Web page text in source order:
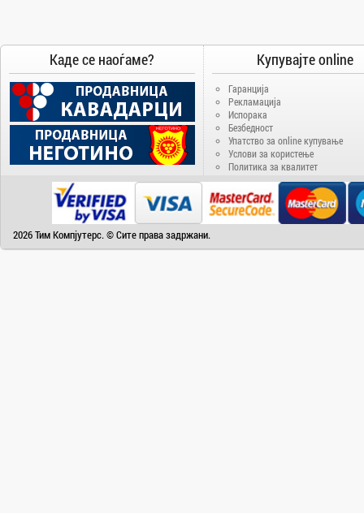
Blackview
Bosch
Broadlink
Brother
Camry
Cat
Каде се наоѓаме? Купувајте online
Гаранција
Рекламација
Испорака
Безбедност
Упатство за online купување
Услови за користење
Политика за квалитет
2026 Тим Компјутерс. © Сите права задржани.